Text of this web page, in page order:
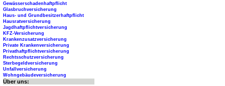
Gewässerschadenhaftpflicht
Glasbruchversicherung
Haus- und Grundbesitzerhaftpflicht
Hausratversicherung
Jagdhaftpflichtversicherung
KFZ-Versicherung
Krankenzusatzversicherung
Private Krankenversicherung
Privathaftpflichtversicherung
Rechtsschutzversicherung
Sterbegeldversicherung
Unfallversicherung
Wohngebäudeversicherung
Über uns: